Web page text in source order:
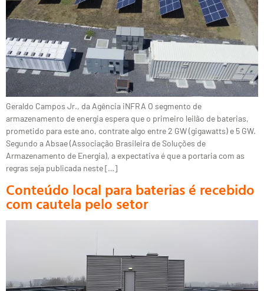
Geraldo Campos Jr., da Agência iNFRA O segmento de
armazenamento de energia espera que o primeiro leilão de baterias,
prometido para este ano, contrate algo entre 2 GW (gigawatts) e 5 GW.
Segundo a Absae (Associação Brasileira de Soluções de
Armazenamento de Energia), a expectativa é que a portaria com as
regras seja publicada neste […]
Conteúdo local para baterias é recebido
com cautela pelo setor